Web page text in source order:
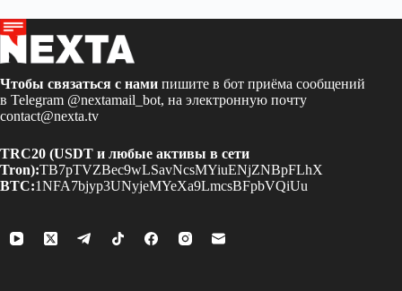
Чтобы связаться с нами пишите в бот приёма сообщений
в Telegram @nextamail_bot, на электронную почту
contact@nexta.tv
TRC20 (USDT и любые активы в сети
Tron):TB7pTVZBec9wLSavNcsMYiuENjZNBpFLhX
BTC:1NFA7bjyp3UNyjeMYeXa9LmcsBFpbVQiUu